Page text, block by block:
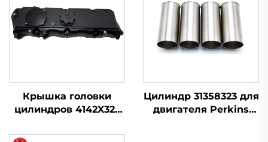
Крышка головки
цилиндров 4142X323
Perkins серии 1100
Цилиндр 31358323 для
двигателя Perkins